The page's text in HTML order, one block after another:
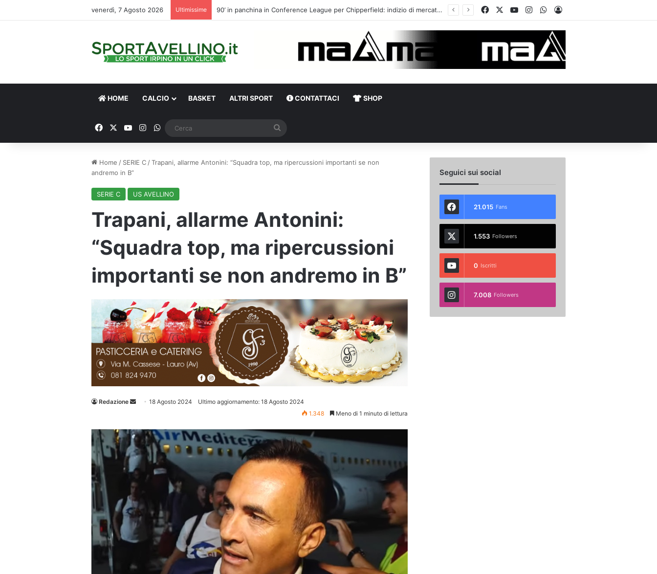
venerdì, 7 Agosto 2026 Ultimissime Calciomercato, l’ex Avellino Le Borgne conteso da due club cadetti: la situazione FacebookYou TubeInstagramWhatsApp
Accedi
HOME CALCIO BASKET ALTRI SPORT CONTATTACI SHOP
FacebookYou TubeInstagram
WhatsApp
Home / SERIE C /Trapani, allarme Antonini: “Squadra top, ma ripercussioni importanti se non
andremo in B”
SERIE C US AVELLINO
Trapani, allarme Antonini:
“Squadra top, ma ripercussioni
importanti se non andremo in B”
Redazione
Invia 18 Agosto 2024
Ultimo aggiornamento: 18 Agosto 2024
1.348
Meno di 1 minuto di lettura
Seguici sui social
21.015 Fans
1.553 Followers
0 Iscritti
7.008 Followers